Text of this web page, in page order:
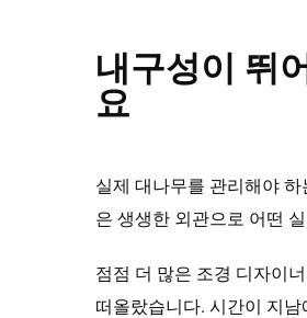
내구성이 뛰
요
실제 대나무를 관리해야
은 생생한 외관으로 어떤
점점 더 많은 조경 디자이
떠올랐습니다. 시간이 지